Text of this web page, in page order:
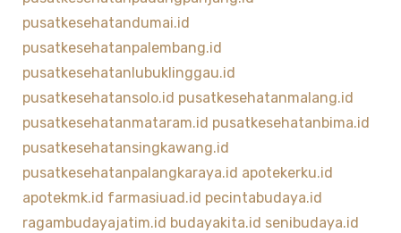
pusatkesehatandumai.id
pusatkesehatanpalembang.id
pusatkesehatanlubuklinggau.id
pusatkesehatansolo.id pusatkesehatanmalang.id
pusatkesehatanmataram.id pusatkesehatanbima.id
pusatkesehatansingkawang.id
pusatkesehatanpalangkaraya.id apotekerku.id
apotekmk.id farmasiuad.id pecintabudaya.id
ragambudayajatim.id budayakita.id senibudaya.id